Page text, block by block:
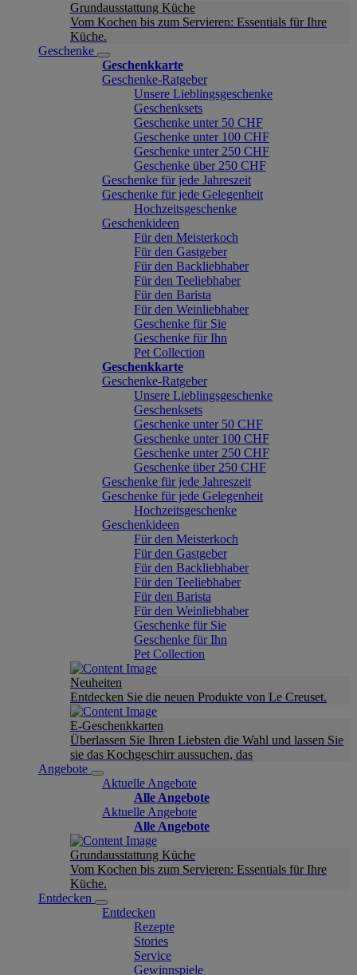
Grundausstattung Küche
Vom Kochen bis zum Servieren: Essentials für Ihre
Küche.
Geschenke
Geschenkkarte
Geschenke-Ratgeber
Unsere Lieblingsgeschenke
Geschenksets
Geschenke unter 50 CHF
Geschenke unter 100 CHF
Geschenke unter 250 CHF
Geschenke über 250 CHF
Geschenke für jede Jahreszeit
Geschenke für jede Gelegenheit
Hochzeitsgeschenke
Geschenkideen
Für den Meisterkoch
Für den Gastgeber
Für den Backliebhaber
Für den Teeliebhaber
Für den Barista
Für den Weinliebhaber
Geschenke für Sie
Geschenke für Ihn
Pet Collection
Geschenkkarte
Geschenke-Ratgeber
Unsere Lieblingsgeschenke
Geschenksets
Geschenke unter 50 CHF
Geschenke unter 100 CHF
Geschenke unter 250 CHF
Geschenke über 250 CHF
Geschenke für jede Jahreszeit
Geschenke für jede Gelegenheit
Hochzeitsgeschenke
Geschenkideen
Für den Meisterkoch
Für den Gastgeber
Für den Backliebhaber
Für den Teeliebhaber
Für den Barista
Für den Weinliebhaber
Geschenke für Sie
Geschenke für Ihn
Pet Collection
Neuheiten
Entdecken Sie die neuen Produkte von Le Creuset.
E-Geschenkkarten
Überlassen Sie Ihren Liebsten die Wahl und lassen Sie
sie das Kochgeschirr aussuchen, das
Angebote
Aktuelle Angebote
Alle Angebote
Aktuelle Angebote
Alle Angebote
Grundausstattung Küche
Vom Kochen bis zum Servieren: Essentials für Ihre
Küche.
Entdecken
Entdecken
Rezepte
Stories
Service
Gewinnspiele